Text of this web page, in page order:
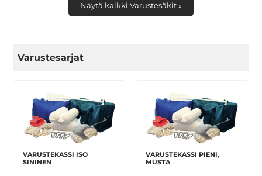
Näytä kaikki Varustesäkit »
Varustesarjat
VARUSTEKASSI ISO
SININEN
VARUSTEKASSI PIENI,
MUSTA